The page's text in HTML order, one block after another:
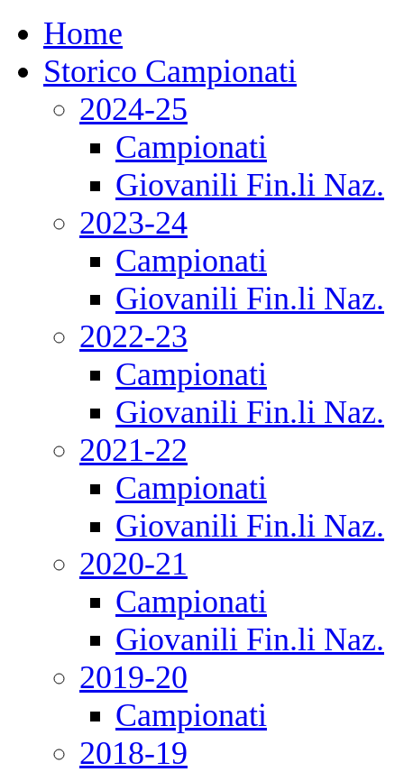
Home
Storico Campionati
2024-25
Campionati
Giovanili Fin.li Naz.
2023-24
Campionati
Giovanili Fin.li Naz.
2022-23
Campionati
Giovanili Fin.li Naz.
2021-22
Campionati
Giovanili Fin.li Naz.
2020-21
Campionati
Giovanili Fin.li Naz.
2019-20
Campionati
2018-19